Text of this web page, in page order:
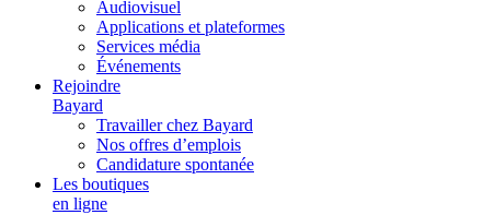
Audiovisuel
Applications et plateformes
Services média
Événements
Rejoindre
Bayard
Travailler chez Bayard
Nos offres d’emplois
Candidature spontanée
Les boutiques
en ligne